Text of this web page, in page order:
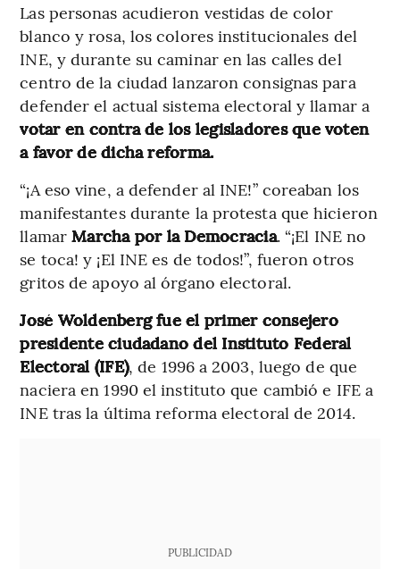
Las personas acudieron vestidas de color
blanco y rosa, los colores institucionales del
INE, y durante su caminar en las calles del
centro de la ciudad lanzaron consignas para
defender el actual sistema electoral y llamar a
votar en contra de los legisladores que voten
a favor de dicha reforma.
“¡A eso vine, a defender al INE!” coreaban los
manifestantes durante la protesta que hicieron
llamarMarcha por la Democracia. “¡El INE no
se toca! y ¡El INE es de todos!”, fueron otros
gritos de apoyo al órgano electoral.
José Woldenberg fue el primer consejero
presidente ciudadano del Instituto Federal
Electoral (IFE), de 1996 a 2003, luego de que
naciera en 1990 el instituto que cambió e IFE a
INE tras la última reforma electoral de 2014.
PUBLICIDAD